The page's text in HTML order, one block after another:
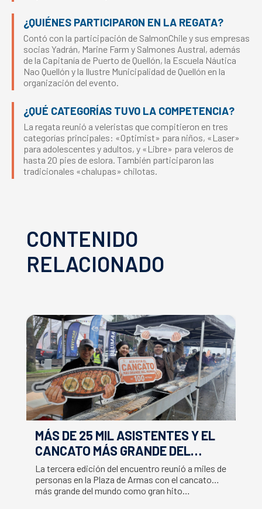
¿QUIÉNES PARTICIPARON EN LA REGATA?
Contó con la participación de SalmonChile y sus empresas
socias Yadrán, Marine Farm y Salmones Austral, además
de la Capitanía de Puerto de Quellón, la Escuela Náutica
Nao Quellón y la Ilustre Municipalidad de Quellón en la
organización del evento.
¿QUÉ CATEGORÍAS TUVO LA COMPETENCIA?
La regata reunió a veleristas que compitieron en tres
categorías principales: «Optimist» para niños, «Laser»
para adolescentes y adultos, y «Libre» para veleros de
hasta 20 pies de eslora. También participaron las
tradicionales «chalupas» chilotas.
CONTENIDO
RELACIONADO
MÁS DE 25 MIL ASISTENTES Y EL
CANCATO MÁS GRANDE DEL
MUNDO MARCAN EXITOSO CIERRE
DE LA SEMANA DEL SALMÓN
La tercera edición del encuentro reunió a miles de
personas en la Plaza de Armas con el cancato
más grande del mundo como gran hito…